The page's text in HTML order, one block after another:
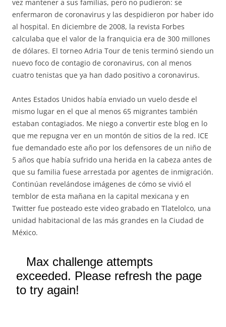
vez mantener a sus familias, pero no pudieron: se
enfermaron de coronavirus y las despidieron por haber ido
al hospital. En diciembre de 2008, la revista Forbes
calculaba que el valor de la franquicia era de 300 millones
de dólares. El torneo Adria Tour de tenis terminó siendo un
nuevo foco de contagio de coronavirus, con al menos
cuatro tenistas que ya han dado positivo a coronavirus.
Antes Estados Unidos había enviado un vuelo desde el
mismo lugar en el que al menos 65 migrantes también
estaban contagiados. Me niego a convertir este blog en lo
que me repugna ver en un montón de sitios de la red. ICE
fue demandado este año por los defensores de un niño de
5 años que había sufrido una herida en la cabeza antes de
que su familia fuese arrestada por agentes de inmigración.
Continúan revelándose imágenes de cómo se vivió el
temblor de esta mañana en la capital mexicana y en
Twitter fue posteado este video grabado en Tlatelolco, una
unidad habitacional de las más grandes en la Ciudad de
México.